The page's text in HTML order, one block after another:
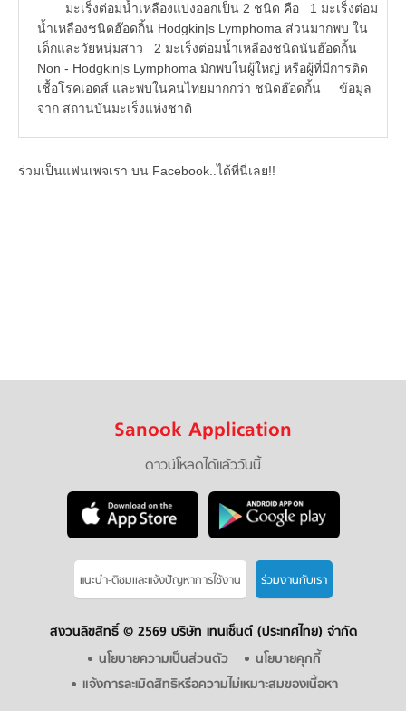
มะเร็งต่อมน้ำเหลืองแบ่งออกเป็น 2 ชนิด คือ 1 มะเร็งต่อม
น้ำเหลืองชนิดฮ๊อดกิ้น Hodgkin|s Lymphoma ส่วนมากพบ ใน
เด็กและวัยหนุ่มสาว 2 มะเร็งต่อมน้ำเหลืองชนิดนันฮ๊อดกิ้น
Non - Hodgkin|s Lymphoma มักพบในผู้ใหญ่ หรือผู้ที่มีการติด
เชื้อโรคเอดส์ และพบในคนไทยมากกว่า ชนิดฮ๊อดกิ้น ข้อมูล
จาก สถานบันมะเร็งแห่งชาติ
ร่วมเป็นแฟนเพจเรา บน Facebook..ได้ที่นี่เลย!!
Sanook Application
ดาวน์โหลดได้แล้ววันนี้
แนะนำ-ติชมเเละแจ้งปัญหาการใช้งาน ร่วมงานกับเรา
สงวนลิขสิทธิ์ © 2569 บริษัท เทนเซ็นต์ (ประเทศไทย) จำกัด
นโยบายความเป็นส่วนตัว
นโยบายคุกกี้
แจ้งการละเมิดสิทธิหรือความไม่เหมาะสมของเนื้อหา